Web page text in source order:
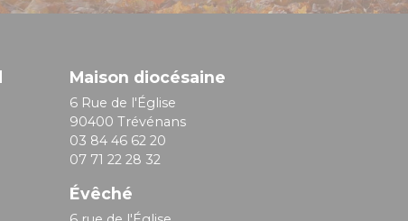
Maison diocésaine
6 Rue de l'Église
90400 Trévénans
03 84 46 62 20
07 71 22 28 32
Évêché